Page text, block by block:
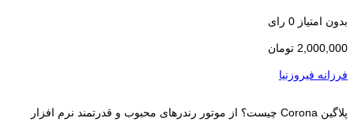
بدون امتیاز 0 رای
2,000,000 تومان
فرزانه فیروزنیا
پلاگین Corona چیست؟ از موتور رندرهای محبوب و قدرتمند نرم افزار